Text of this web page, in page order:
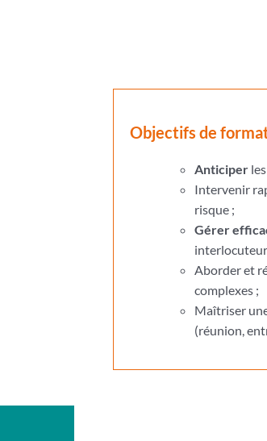
Objectifs de
Anticiper
Intervenir
risque ;
Gérer
Aborder et
complexes ;
Maîtriser
(réunion,